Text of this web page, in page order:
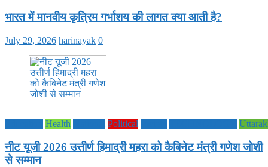
भारत में मानवीय कृत्रिम गर्भाशय की लागत क्या आती है?
July 29, 2026 harinayak 0
Health Political
नीट यूजी 2026 उत्तीर्ण हिमाद्री महरा को कैबिनेट मंत्री गणेश जोशी
से सम्मान